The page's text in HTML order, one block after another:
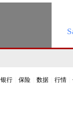
银行 保险 数据 行情